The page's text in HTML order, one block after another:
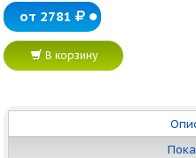
от 2781
В корзину